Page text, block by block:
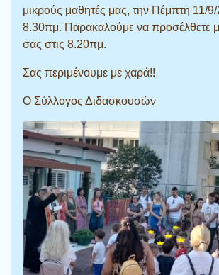
μικρούς μαθητές μας, την Πέμπτη 11/
8.30πμ. Παρακαλούμε να προσέλθετε
σας στις 8.20πμ.
Σας περιμένουμε με χαρά!!
Ο Σύλλογος Διδασκουσών